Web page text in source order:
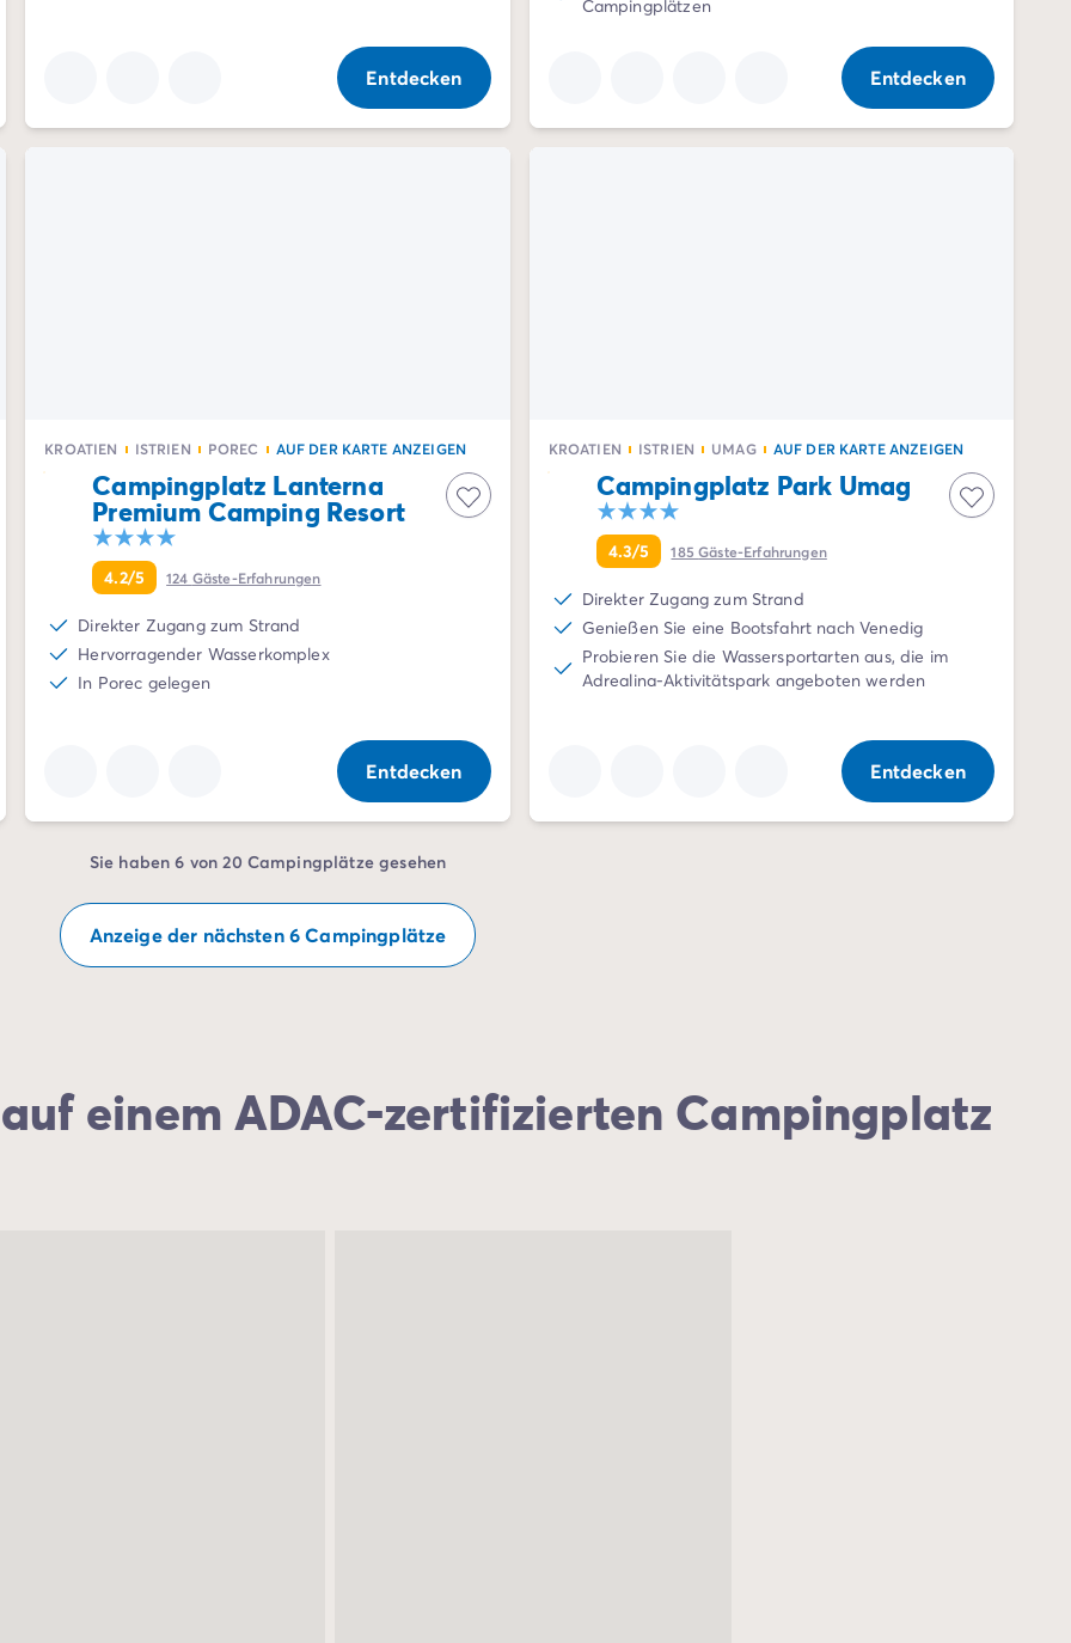
Entdecken
Campingplätzen
Entdecken
KROATIEN ISTRIEN POREC AUF DER KARTE ANZEIGEN
Campingplatz Lanterna
Premium Camping Resort
4.2/5 124 Gäste-Erfahrungen
Direkter Zugang zum Strand
Hervorragender Wasserkomplex
In Porec gelegen
Entdecken
KROATIEN ISTRIEN UMAG AUF DER KARTE ANZEIGEN
Campingplatz Park Umag
4.3/5 185Gäste-Erfahrungen
Direkter Zugang zum Strand
Genießen Sie eine Bootsfahrt nach Venedig
Probieren Sie die Wassersportarten aus, die im
Adrealina-Aktivitätspark angeboten werden
Entdecken
Sie haben 6 von 20 Campingplätze gesehen
Anzeige der nächsten 6 Campingplätze
einem ADAC-zertifizierten Campingplatz